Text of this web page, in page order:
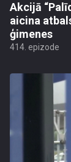
Akcijā
aicina
ģimenes
414. epizode